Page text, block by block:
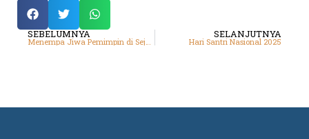
SEBELUMNYA SELANJUTNYA
Hari Santri Nasional 2025